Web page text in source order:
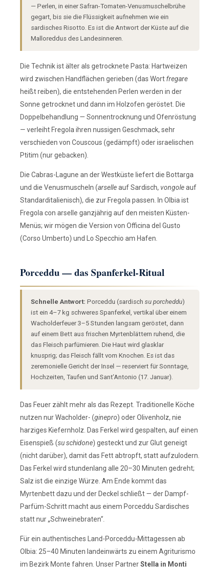
— Perlen, in einer Safran-Tomaten-Venusmuschelbrühe
gegart, bis sie die Flüssigkeit aufnehmen wie ein
sardisches Risotto. Es ist die Antwort der Küste auf die
Malloreddus des Landesinneren.
Die Technik ist älter als getrocknete Pasta: Hartweizen
wird zwischen Handflächen gerieben (das Wort fregare
heißt reiben), die entstehenden Perlen werden in der
Sonne getrocknet und dann im Holzofen geröstet. Die
Doppelbehandlung — Sonnentrocknung und Ofenröstung
— verleiht Fregola ihren nussigen Geschmack, sehr
verschieden von Couscous (gedämpft) oder israelischen
Ptitim (nur gebacken).
Die Cabras-Lagune an der Westküste liefert die Bottarga
und die Venusmuscheln (arselleauf Sardisch, vongoleauf
Standarditalienisch), die zur Fregola passen. In Olbia ist
Fregola con arselle ganzjährig auf den meisten Küsten-
Menüs; wir mögen die Version von Officina del Gusto
(Corso Umberto) und Lo Specchio am Hafen.
Porceddu — das Spanferkel-Ritual
Schnelle Antwort: Porceddu (sardisch su porcheddu)
ist ein 4–7 kg schweres Spanferkel, vertikal über einem
Wacholderfeuer 3–5 Stunden langsam geröstet, dann
auf einem Bett aus frischen Myrtenblättern ruhend, die
das Fleisch parfümieren. Die Haut wird glasklar
knusprig; das Fleisch fällt vom Knochen. Es ist das
zeremonielle Gericht der Insel — reserviert für Sonntage,
Hochzeiten, Taufen und Sant’Antonio (17. Januar).
Das Feuer zählt mehr als das Rezept. Traditionelle Köche
nutzen nur Wacholder- (ginepro) oder Olivenholz, nie
harziges Kiefernholz. Das Ferkel wird gespalten, auf einen
Eisenspieß (su schidone) gesteckt und zur Glut geneigt
(nicht darüber), damit das Fett abtropft, statt aufzulodern.
Das Ferkel wird stundenlang alle 20–30 Minuten gedreht;
Salz ist die einzige Würze. Am Ende kommt das
Myrtenbett dazu und der Deckel schließt — der Dampf-
Parfüm-Schritt macht aus einem Porceddu Sardisches
statt nur „Schweinebraten“.
Für ein authentisches Land-Porceddu-Mittagessen ab
Olbia: 25–40 Minuten landeinwärts zu einem Agriturismo
im Bezirk Monte fahren. Unser PartnerStella in Monti